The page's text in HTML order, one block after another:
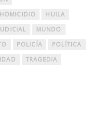
HOMICIDIO
HUILA
MUNDO
POLICÍA
POLÍTICA
TRAGEDIA